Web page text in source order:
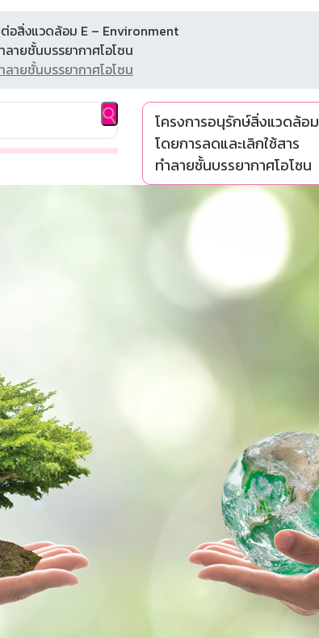
อสิ่งแวดล้อม E – Environment
ายชั้นบรรยากาศโอโซน
ายชั้นบรรยากาศโอโซน
โครงการอนุรักษ์สิ่งแวดล้อม
โดยการลดและเลิกใช้สาร
ทำลายชั้นบรรยากาศโอโซน